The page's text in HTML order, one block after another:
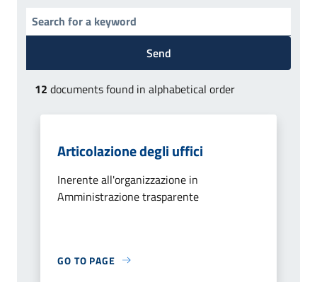
Send
12 documents found in alphabetical order
Articolazione degli uffici
Inerente all'organizzazione in
Amministrazione trasparente
GO TO PAGE